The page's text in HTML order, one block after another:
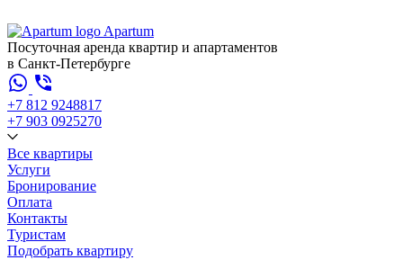
Apartum
Посуточная аренда квартир и апартаментов
в Санкт-Петербурге
+7 812 9248817
+7 903 0925270
Все квартиры
Услуги
Бронирование
Оплата
Контакты
Туристам
Подобрать квартиру